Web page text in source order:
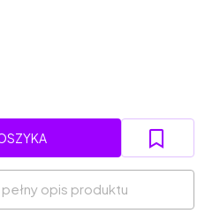
opis produktu